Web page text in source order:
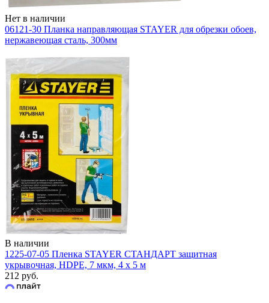
Нет в наличии
06121-30 Планка направляющая STAYER для обрезки обоев,
нержавеющая сталь, 300мм
В наличии
1225-07-05 Пленка STAYER СТАНДАРТ защитная
укрывочная, HDPE, 7 мкм, 4 х 5 м
212 руб.